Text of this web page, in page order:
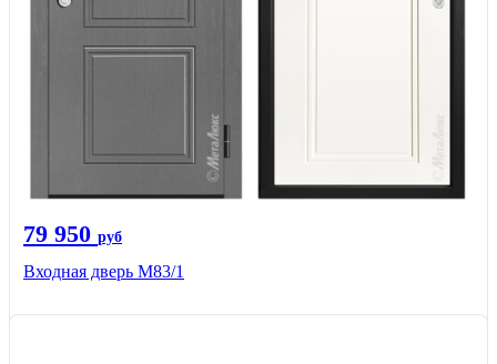
79 950 руб
Входная дверь M83/1